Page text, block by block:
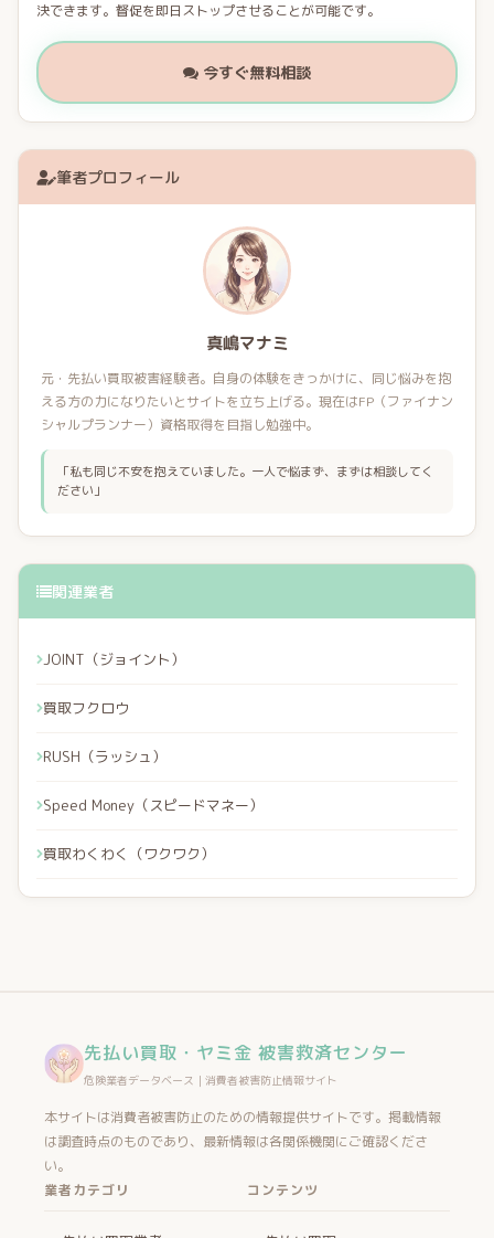
決できます。督促を即日ストップさせることが可能です。
今すぐ無料相談
筆者プロフィール
真嶋マナミ
元・先払い買取被害経験者。自身の体験をきっかけに、同じ悩みを抱
える方の力になりたいとサイトを立ち上げる。現在はFP（ファイナン
シャルプランナー）資格取得を目指し勉強中。
「私も同じ不安を抱えていました。一人で悩まず、まずは相談してく
ださい」
関連業者
JOINT（ジョイント）
買取フクロウ
RUSH（ラッシュ）
Speed Money（スピードマネー）
買取わくわく（ワクワク）
先払い買取・ヤミ金 被害救済センター
危険業者データベース｜消費者被害防止情報サイト
本サイトは消費者被害防止のための情報提供サイトです。掲載情報
は調査時点のものであり、最新情報は各関係機関にご確認くださ
い。
業者カテゴリ
コンテンツ